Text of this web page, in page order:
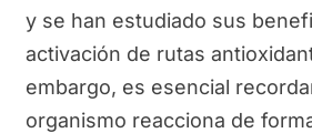
y se han estudiado sus
activación de rutas
embargo, es esencial
organismo reacciona de